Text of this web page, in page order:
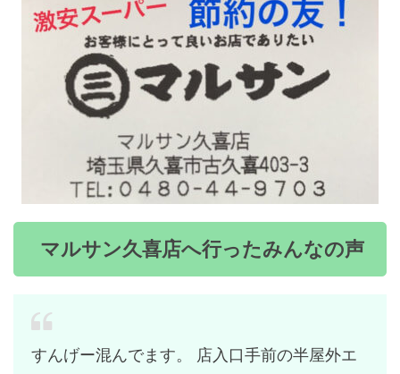
マルサン久喜店へ行ったみんなの声
すんげー混んでます。 店入口手前の半屋外エ